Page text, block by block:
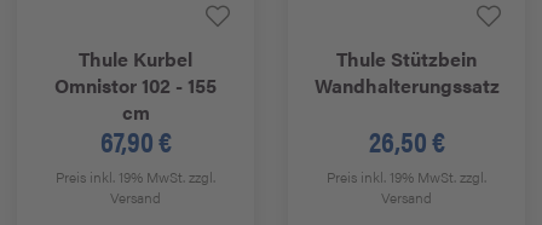
Thule Kurbel
Omnistor 102 - 155
cm
67,90 €
Preis inkl. 19% MwSt.zzgl.
Versand
Thule Stützbein
Wandhalterungssatz
26,50 €
Preis inkl. 19% MwSt.zzgl.
Versand